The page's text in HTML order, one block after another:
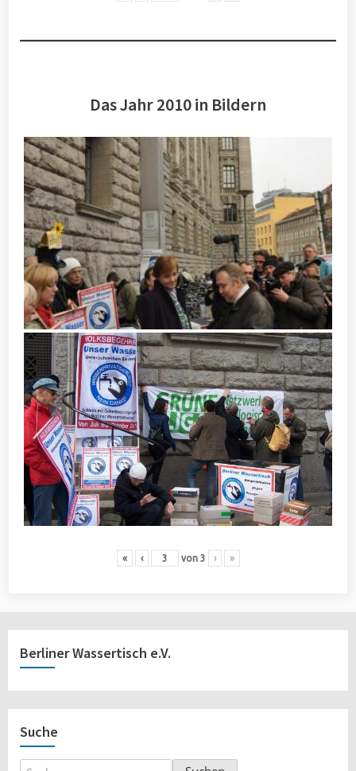
Das Jahr 2010 in Bildern
« ‹ von 3 › »
Berliner Wassertisch e.V.
Suche
Suchen